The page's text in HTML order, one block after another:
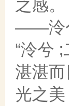
之感。
——泠
“泠兮
湛湛
光之